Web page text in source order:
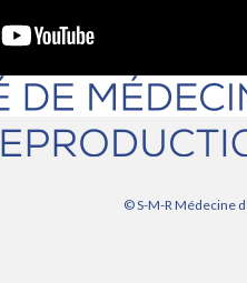
© S-M-R Médecine